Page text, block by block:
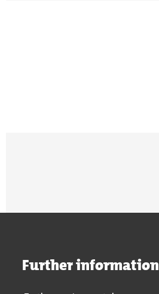
Further information